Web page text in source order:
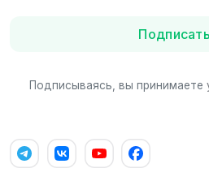
Подписываясь, вы принимаете